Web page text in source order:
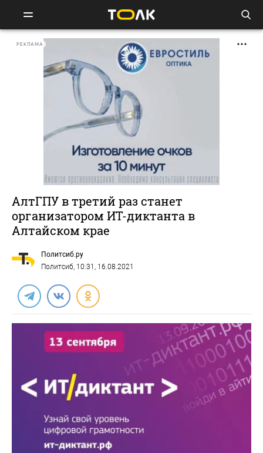
РЕКЛАМА
АлтГПУ в третий раз станет
организатором ИТ-диктанта в
Алтайском крае
Политсиб.ру
Политсиб, 10:31, 16.08.2021